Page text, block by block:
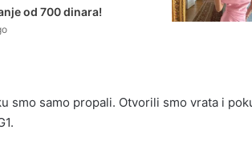
od 700 dinara!
smo samo propali. Otvorili smo vrata i